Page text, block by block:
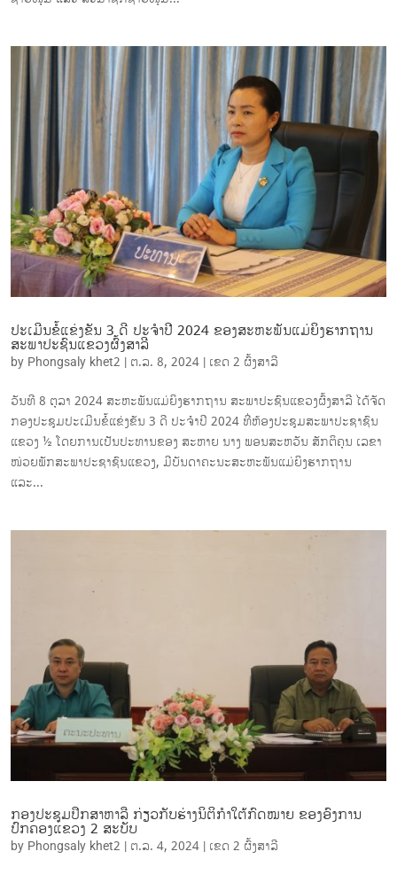
ປະເມີນຂໍ້ແຂ່ງຂັນ 3 ດີ ປະຈໍາປີ 2024 ຂອງສະຫະພັນແມ່ຍິງຮາກຖານ
ສະພາປະຊົນແຂວງຜົ້ງສາລີ
by Phongsaly khet2 | ຕ.ລ. 8, 2024 | ເຂດ 2 ຜົ້ງສາລີ
ວັນທີ 8 ຕຸລາ 2024 ສະຫະພັນແມ່ຍິງຮາກຖານ ສະພາປະຊົນແຂວງຜົ້ງສາລີ ໄດ້ຈັດ
ກອງປະຊຸມປະເມີນຂໍ້ແຂ່ງຂັນ 3 ດີ ປະຈໍາປີ 2024 ທີ່ຫ້ອງປະຊຸມສະພາປະຊາຊົນ
ແຂວງ ½ ໂດຍການເປັນປະທານຂອງ ສະຫາຍ ນາງ ພອນສະຫວັນ ສັກຕິຄຸນ ເລຂາ
ໜ່ວຍພັກສະພາປະຊາຊົນແຂວງ, ມີບັນດາຄະນະສະຫະພັນແມ່ຍິງຮາກຖານ
ແລະ...
ກອງປະຊຸມປຶກສາຫາລື ກ່ຽວກັບຮ່າງນິຕິກໍາໃຕ້ກົດໝາຍ ຂອງອົງການ
ປົກຄອງແຂວງ 2 ສະບັບ
by Phongsaly khet2 | ຕ.ລ. 4, 2024 | ເຂດ 2 ຜົ້ງສາລີ